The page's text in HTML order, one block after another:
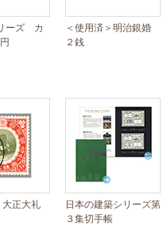
ーズ カ
＜使用済＞明治銀婚
２銭
大正大礼
日本の建築シリーズ第
３集切手帳